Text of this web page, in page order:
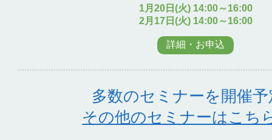
1月20日(火) 14:00～16:00
2月17日(火) 14:00～16:00
詳細・お申込
多数のセミナーを開催予
その他のセミナーはこち